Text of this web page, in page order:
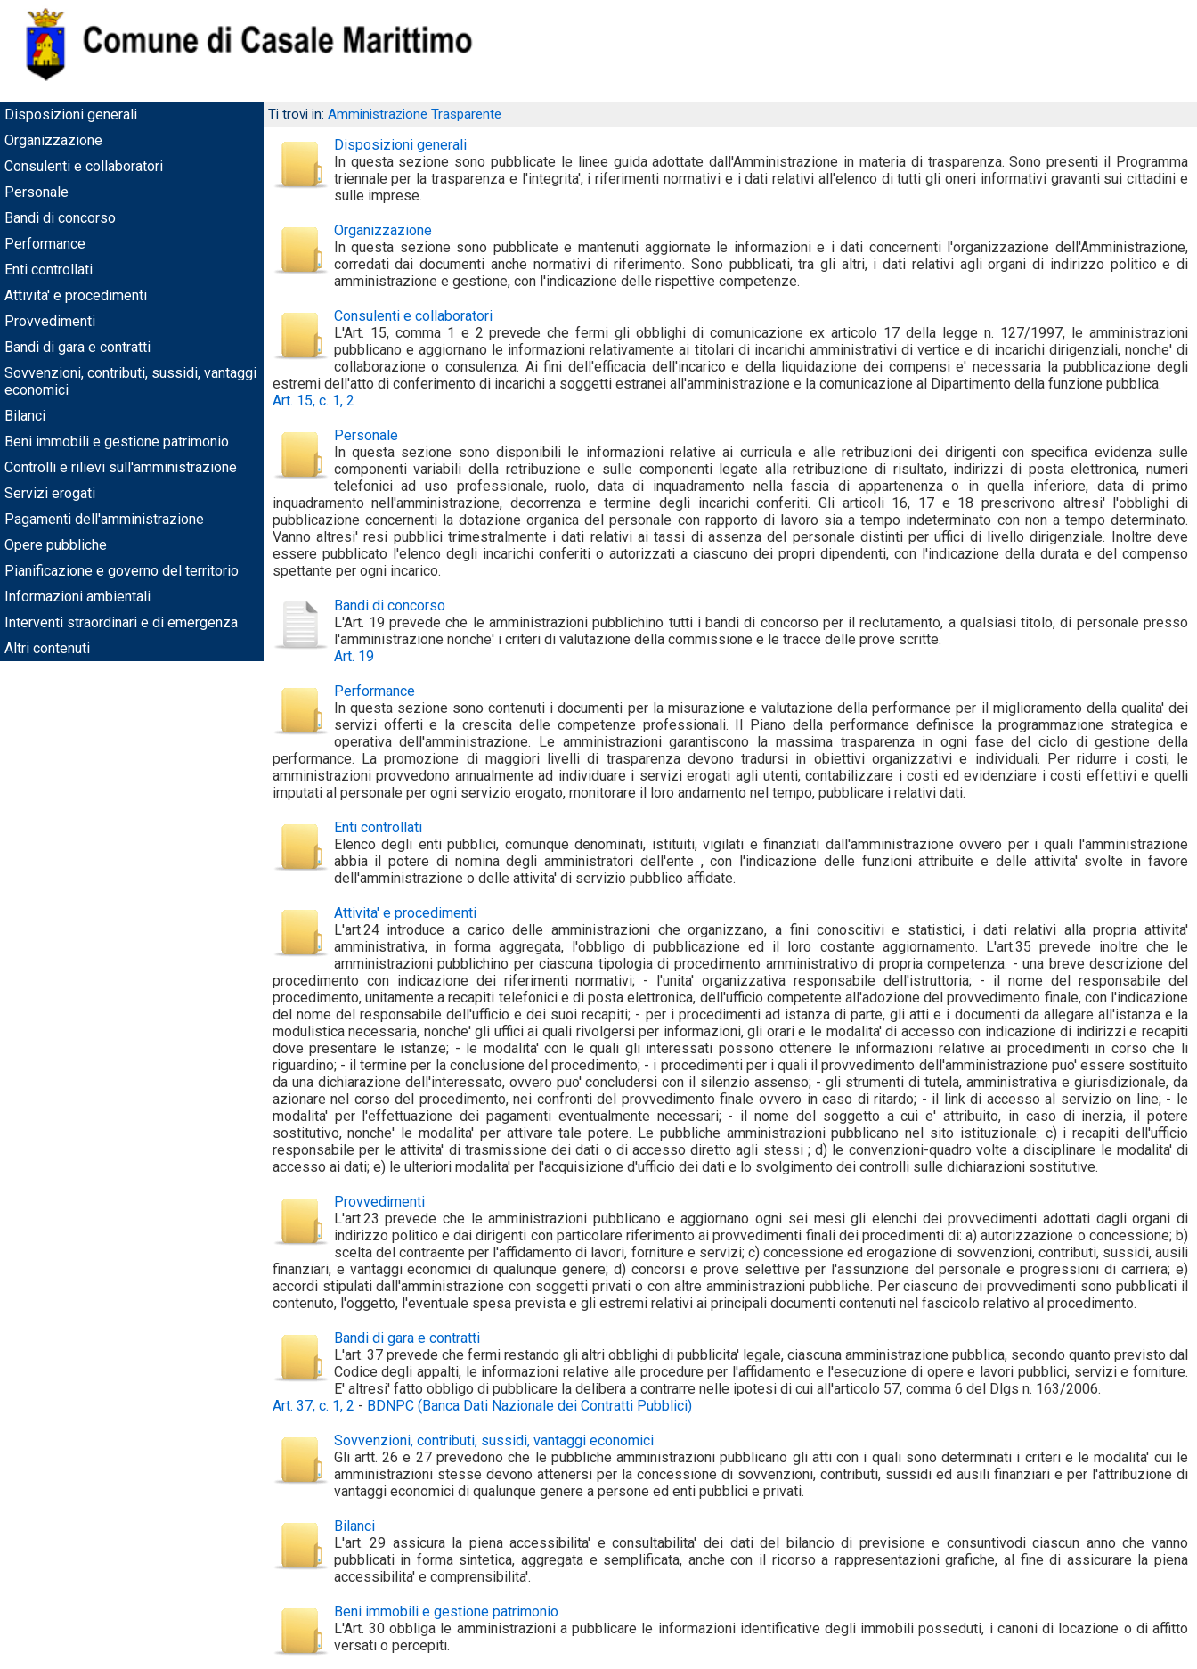
Disposizioni generali
Organizzazione
Consulenti e collaboratori
Personale
Bandi di concorso
Performance
Enti controllati
Attivita' e procedimenti
Provvedimenti
Bandi di gara e contratti
Sovvenzioni, contributi, sussidi, vantaggi
economici
Bilanci
Beni immobili e gestione patrimonio
Controlli e rilievi sull'amministrazione
Servizi erogati
Pagamenti dell'amministrazione
Opere pubbliche
Pianificazione e governo del territorio
Informazioni ambientali
Interventi straordinari e di emergenza
Altri contenuti
Ti trovi in: Amministrazione Trasparente
Disposizioni generali
In questa sezione sono pubblicate le linee guida adottate dall'Amministrazione in materia di trasparenza. Sono presenti il Programma
triennale per la trasparenza e l'integrita', i riferimenti normativi e i dati relativi all'elenco di tutti gli oneri informativi gravanti sui cittadini e
sulle imprese.
Organizzazione
In questa sezione sono pubblicate e mantenuti aggiornate le informazioni e i dati concernenti l'organizzazione dell'Amministrazione,
corredati dai documenti anche normativi di riferimento. Sono pubblicati, tra gli altri, i dati relativi agli organi di indirizzo politico e di
amministrazione e gestione, con l'indicazione delle rispettive competenze.
Consulenti e collaboratori
L'Art. 15, comma 1 e 2 prevede che fermi gli obblighi di comunicazione ex articolo 17 della legge n. 127/1997, le amministrazioni
pubblicano e aggiornano le informazioni relativamente ai titolari di incarichi amministrativi di vertice e di incarichi dirigenziali, nonche' di
collaborazione o consulenza. Ai fini dell'efficacia dell'incarico e della liquidazione dei compensi e' necessaria la pubblicazione degli
estremi dell'atto di conferimento di incarichi a soggetti estranei all'amministrazione e la comunicazione al Dipartimento della funzione pubblica.
Art. 15, c. 1, 2
Personale
In questa sezione sono disponibili le informazioni relative ai curricula e alle retribuzioni dei dirigenti con specifica evidenza sulle
componenti variabili della retribuzione e sulle componenti legate alla retribuzione di risultato, indirizzi di posta elettronica, numeri
telefonici ad uso professionale, ruolo, data di inquadramento nella fascia di appartenenza o in quella inferiore, data di primo
inquadramento nell'amministrazione, decorrenza e termine degli incarichi conferiti. Gli articoli 16, 17 e 18 prescrivono altresi' l'obblighi di
pubblicazione concernenti la dotazione organica del personale con rapporto di lavoro sia a tempo indeterminato con non a tempo determinato.
Vanno altresi' resi pubblici trimestralmente i dati relativi ai tassi di assenza del personale distinti per uffici di livello dirigenziale. Inoltre deve
essere pubblicato l'elenco degli incarichi conferiti o autorizzati a ciascuno dei propri dipendenti, con l'indicazione della durata e del compenso
spettante per ogni incarico.
Bandi di concorso
L'Art. 19 prevede che le amministrazioni pubblichino tutti i bandi di concorso per il reclutamento, a qualsiasi titolo, di personale presso
l'amministrazione nonche' i criteri di valutazione della commissione e le tracce delle prove scritte.
Art. 19
Performance
In questa sezione sono contenuti i documenti per la misurazione e valutazione della performance per il miglioramento della qualita' dei
servizi offerti e la crescita delle competenze professionali. Il Piano della performance definisce la programmazione strategica e
operativa dell'amministrazione. Le amministrazioni garantiscono la massima trasparenza in ogni fase del ciclo di gestione della
performance. La promozione di maggiori livelli di trasparenza devono tradursi in obiettivi organizzativi e individuali. Per ridurre i costi, le
amministrazioni provvedono annualmente ad individuare i servizi erogati agli utenti, contabilizzare i costi ed evidenziare i costi effettivi e quelli
imputati al personale per ogni servizio erogato, monitorare il loro andamento nel tempo, pubblicare i relativi dati.
Enti controllati
Elenco degli enti pubblici, comunque denominati, istituiti, vigilati e finanziati dall'amministrazione ovvero per i quali l'amministrazione
abbia il potere di nomina degli amministratori dell'ente , con l'indicazione delle funzioni attribuite e delle attivita' svolte in favore
dell'amministrazione o delle attivita' di servizio pubblico affidate.
Attivita' e procedimenti
L'art.24 introduce a carico delle amministrazioni che organizzano, a fini conoscitivi e statistici, i dati relativi alla propria attivita'
amministrativa, in forma aggregata, l'obbligo di pubblicazione ed il loro costante aggiornamento. L'art.35 prevede inoltre che le
amministrazioni pubblichino per ciascuna tipologia di procedimento amministrativo di propria competenza: - una breve descrizione del
procedimento con indicazione dei riferimenti normativi; - l'unita' organizzativa responsabile dell'istruttoria; - il nome del responsabile del
procedimento, unitamente a recapiti telefonici e di posta elettronica, dell'ufficio competente all'adozione del provvedimento finale, con l'indicazione
del nome del responsabile dell'ufficio e dei suoi recapiti; - per i procedimenti ad istanza di parte, gli atti e i documenti da allegare all'istanza e la
modulistica necessaria, nonche' gli uffici ai quali rivolgersi per informazioni, gli orari e le modalita' di accesso con indicazione di indirizzi e recapiti
dove presentare le istanze; - le modalita' con le quali gli interessati possono ottenere le informazioni relative ai procedimenti in corso che li
riguardino; - il termine per la conclusione del procedimento; - i procedimenti per i quali il provvedimento dell'amministrazione puo' essere sostituito
da una dichiarazione dell'interessato, ovvero puo' concludersi con il silenzio assenso; - gli strumenti di tutela, amministrativa e giurisdizionale, da
azionare nel corso del procedimento, nei confronti del provvedimento finale ovvero in caso di ritardo; - il link di accesso al servizio on line; - le
modalita' per l'effettuazione dei pagamenti eventualmente necessari; - il nome del soggetto a cui e' attribuito, in caso di inerzia, il potere
sostitutivo, nonche' le modalita' per attivare tale potere. Le pubbliche amministrazioni pubblicano nel sito istituzionale: c) i recapiti dell'ufficio
responsabile per le attivita' di trasmissione dei dati o di accesso diretto agli stessi ; d) le convenzioni-quadro volte a disciplinare le modalita' di
accesso ai dati; e) le ulteriori modalita' per l'acquisizione d'ufficio dei dati e lo svolgimento dei controlli sulle dichiarazioni sostitutive.
Provvedimenti
L'art.23 prevede che le amministrazioni pubblicano e aggiornano ogni sei mesi gli elenchi dei provvedimenti adottati dagli organi di
indirizzo politico e dai dirigenti con particolare riferimento ai provvedimenti finali dei procedimenti di: a) autorizzazione o concessione; b)
scelta del contraente per l'affidamento di lavori, forniture e servizi; c) concessione ed erogazione di sovvenzioni, contributi, sussidi, ausili
finanziari, e vantaggi economici di qualunque genere; d) concorsi e prove selettive per l'assunzione del personale e progressioni di carriera; e)
accordi stipulati dall'amministrazione con soggetti privati o con altre amministrazioni pubbliche. Per ciascuno dei provvedimenti sono pubblicati il
contenuto, l'oggetto, l'eventuale spesa prevista e gli estremi relativi ai principali documenti contenuti nel fascicolo relativo al procedimento.
Bandi di gara e contratti
L'art. 37 prevede che fermi restando gli altri obblighi di pubblicita' legale, ciascuna amministrazione pubblica, secondo quanto previsto dal
Codice degli appalti, le informazioni relative alle procedure per l'affidamento e l'esecuzione di opere e lavori pubblici, servizi e forniture.
E' altresi' fatto obbligo di pubblicare la delibera a contrarre nelle ipotesi di cui all'articolo 57, comma 6 del Dlgs n. 163/2006.
Art. 37, c. 1, 2 - BDNPC (Banca Dati Nazionale dei Contratti Pubblici)
Sovvenzioni, contributi, sussidi, vantaggi economici
Gli artt. 26 e 27 prevedono che le pubbliche amministrazioni pubblicano gli atti con i quali sono determinati i criteri e le modalita' cui le
amministrazioni stesse devono attenersi per la concessione di sovvenzioni, contributi, sussidi ed ausili finanziari e per l'attribuzione di
vantaggi economici di qualunque genere a persone ed enti pubblici e privati.
Bilanci
L'art. 29 assicura la piena accessibilita' e consultabilita' dei dati del bilancio di previsione e consuntivodi ciascun anno che vanno
pubblicati in forma sintetica, aggregata e semplificata, anche con il ricorso a rappresentazioni grafiche, al fine di assicurare la piena
accessibilita' e comprensibilita'.
Beni immobili e gestione patrimonio
L'Art. 30 obbliga le amministrazioni a pubblicare le informazioni identificative degli immobili posseduti, i canoni di locazione o di affitto
versati o percepiti.